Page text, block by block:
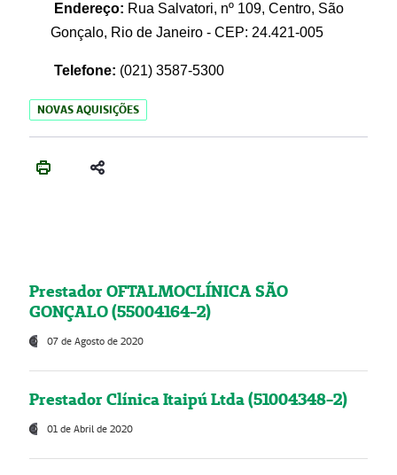
Endereço: Rua Salvatori, nº 109, Centro, São
Gonçalo, Rio de Janeiro - CEP: 24.421-005
Telefone: (021) 3587-5300
NOVAS AQUISIÇÕES
Prestador OFTALMOCLÍNICA SÃO
GONÇALO (55004164-2)
07 de Agosto de 2020
Prestador Clínica Itaipú Ltda (51004348-2)
01 de Abril de 2020